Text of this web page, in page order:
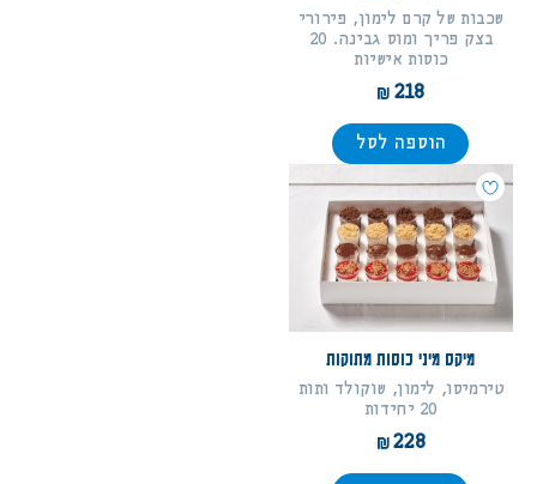
שכבות של קרם לימון, פירורי
בצק פריך ומוס גבינה. 20
כוסות אישיות
218
הוספה לסל
מיקס מיני כוסות מתוקות
טירמיסו, לימון, שוקולד ותות
20 יחידות
228